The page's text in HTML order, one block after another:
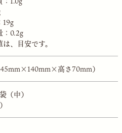
19g
：0.2g
、目安です。
高さ70mm）
（中）